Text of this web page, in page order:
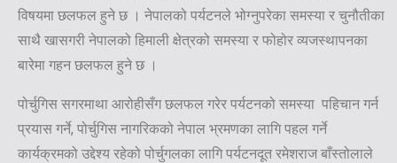
विषयमा छलफल हुने छ । नेपालको पर्यटनले भोग्नुपरेका समस्या र चुनौतीका
साथै खासगरी नेपालको हिमाली क्षेत्रको समस्या र फोहोर व्यजस्थापनका
बारेमा गहन छलफल हुने छ ।
पोर्चुगिस सगरमाथा आरोहीसँग छलफल गरेर पर्यटनको समस्या पहिचान गर्न
प्रयास गर्ने, पोर्चुगिस नागरिकको नेपाल भ्रमणका लागि पहल गर्ने
कार्यक्रमको उद्देश्य रहेको पोर्चुगलका लागि पर्यटनदूत रमेशराज बाँस्तोलाले